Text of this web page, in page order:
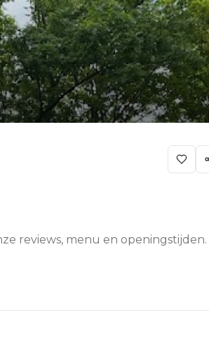
reviews, menu en openingstijden.